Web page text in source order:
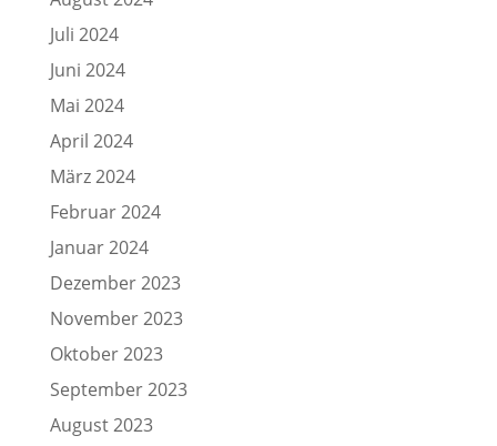
Juli 2024
Juni 2024
Mai 2024
April 2024
März 2024
Februar 2024
Januar 2024
Dezember 2023
November 2023
Oktober 2023
September 2023
August 2023